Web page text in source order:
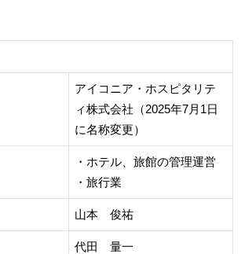
アイコニア・ホスピタリテ
ィ株式会社（2025年7月1日
に名称変更）
・ホテル、旅館の管理運営
・旅行業
山本 俊祐
代田 量一